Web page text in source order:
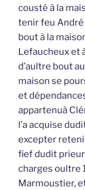
cousté à la
tenir feu André
bout à la
Lefaucheux et
d’aultre bout
maison se
et
appartenuà
l’a acquise
excepter
fief dudit
charges oultre
Marmoustier,